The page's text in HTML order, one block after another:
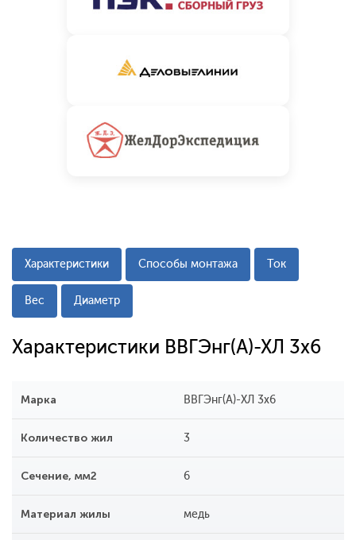
Характеристики Способы монтажа Ток
Вес Диаметр
Характеристики ВВГЭнг(А)-ХЛ 3x6
Марка ВВГЭнг(А)-ХЛ 3x6
Количество жил 3
Сечение, мм2 6
Материал жилы медь